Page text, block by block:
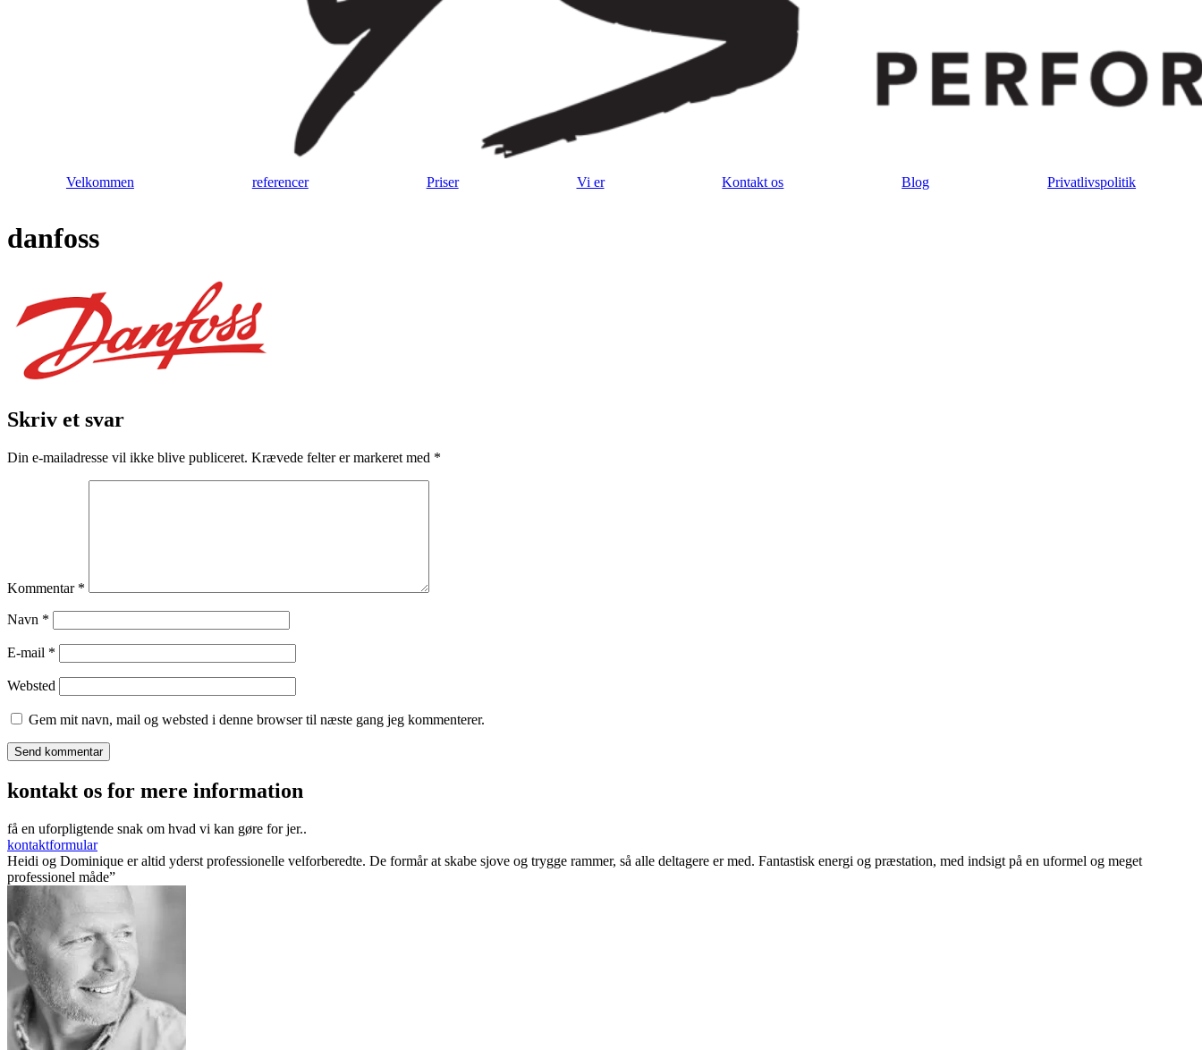
Velkommen referencer Priser Vi er Kontakt os Blog Privatlivspolitik
danfoss
Skriv et svar
Din e-mailadresse vil ikke blive publiceret. Krævede felter er markeret med *
Kommentar *
Navn *
E-mail *
Websted
Gem mit navn, mail og websted i denne browser til næste gang jeg kommenterer.
kontakt os for mere information
få en uforpligtende snak om hvad vi kan gøre for jer..
kontaktformular
Heidi og Dominique er altid yderst professionelle velforberedte. De formår at skabe sjove og trygge rammer, så alle deltagere er med. Fantastisk energi og præstation, med indsigt på en uformel og meget
professionel måde”